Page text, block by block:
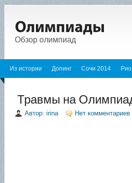
Обзор олимпиад
Из истории Допинг Сочи 2014
Травмы на
Автор: irina Нет комментариев